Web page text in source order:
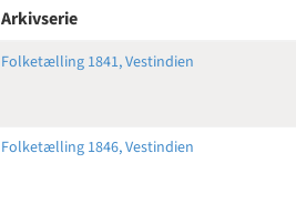
Arkivserie
Folketælling 1841, Vestindien
Folketælling 1846, Vestindien